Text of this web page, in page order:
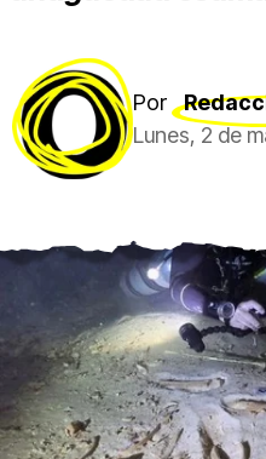
Por
Lunes, 2 de